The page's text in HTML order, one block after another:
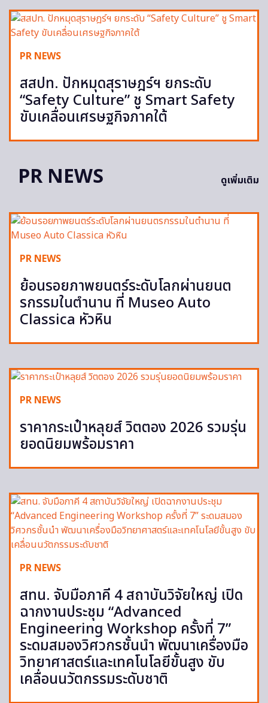
PR NEWS
สสปท. ปักหมุดสุราษฎร์ฯ ยกระดับ
“Safety Culture” ชู Smart Safety
ขับเคลื่อนเศรษฐกิจภาคใต้
PR NEWS ดูเพิ่มเติม
PR NEWS
ย้อนรอยภาพยนตร์ระดับโลกผ่านยนต
รกรรมในตำนาน ที่ Museo Auto
Classica หัวหิน
PR NEWS
ราคากระเป๋าหลุยส์ วิตตอง 2026 รวมรุ่น
ยอดนิยมพร้อมราคา
PR NEWS
สทน. จับมือภาคี 4 สถาบันวิจัยใหญ่ เปิด
ฉากงานประชุม “Advanced
Engineering Workshop ครั้งที่ 7”
ระดมสมองวิศวกรชั้นนำ พัฒนาเครื่องมือ
วิทยาศาสตร์และเทคโนโลยีขั้นสูง ขับ
เคลื่อนนวัตกรรมระดับชาติ